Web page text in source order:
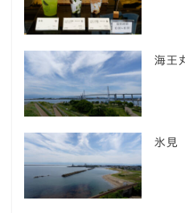
海王
氷見